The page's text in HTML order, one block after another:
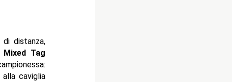
distanza,
Mixed Tag
caviglia